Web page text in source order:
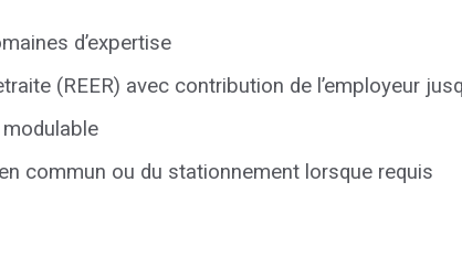
d’expertise
(REER) avec contribution de l’employeur
modulable
commun ou du stationnement lorsque requis